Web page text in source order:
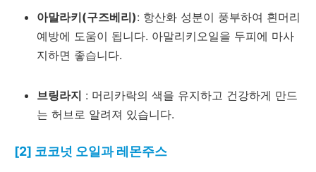
아말라키(구즈베리): 항산화 성분이 풍부하여 흰머리
예방에 도움이 됩니다. 아말리키오일을 두피에 마사
지하면 좋습니다.
브링라지 : 머리카락의 색을 유지하고 건강하게 만드
는 허브로 알려져 있습니다.
[2] 코코넛 오일과 레몬주스